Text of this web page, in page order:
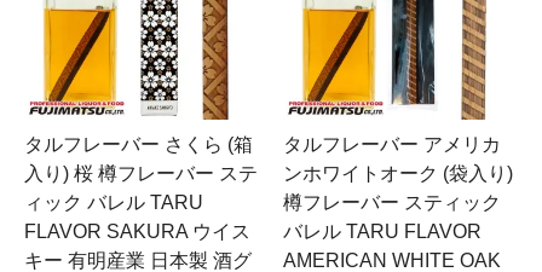
タルフレーバー さくら (箱
入り) 桜 樽フレーバー ステ
ィック バレル TARU
FLAVOR SAKURA ウイス
キー 有明産業 日本製 酒グ
タルフレーバー アメリカ
ンホワイトオーク (袋入り)
樽フレーバー スティック
バレル TARU FLAVOR
AMERICAN WHITE OAK